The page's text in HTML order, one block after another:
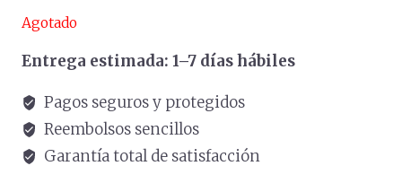
Agotado
Entrega estimada: 1–7 días hábiles
Pagos seguros y protegidos
Reembolsos sencillos
Garantía total de satisfacción